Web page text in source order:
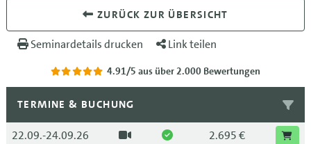
ZURÜCK ZUR ÜBERSICHT
Seminardetails drucken Link teilen
4.91/5 aus über 2.000 Bewertungen
TERMINE & BUCHUNG
22.09.-24.09.26
2.695 €